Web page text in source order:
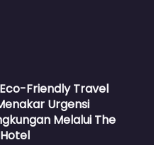
Friendly Travel
Urgensi
Melalui The